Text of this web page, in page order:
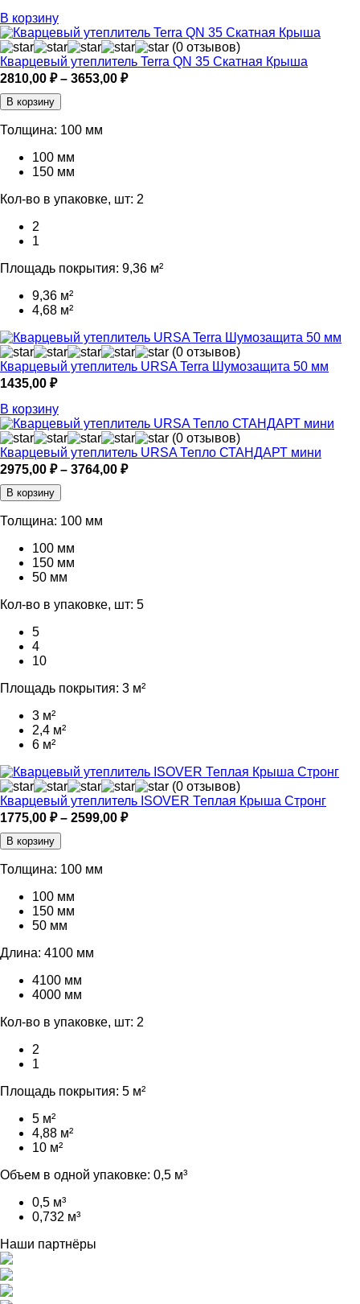
В корзину
(0 отзывов)
Кварцевый утеплитель Terra QN 35 Скатная Крыша
2810,00 ₽ – 3653,00 ₽Диапазон
В корзину
Толщина: 100 мм
100 мм
150 мм
Кол-во в упаковке, шт: 2
2
1
Площадь покрытия: 9,36 м²
9,36 м²
4,68 м²
(0 отзывов)
Кварцевый утеплитель URSA Terra Шумозащита 50 мм
1435,00 ₽
В корзину
(0 отзывов)
Кварцевый утеплитель URSA Тепло СТАНДАРТ мини
2975,00 ₽ – 3764,00 ₽Диапазон
В корзину
Толщина: 100 мм
100 мм
150 мм
50 мм
Кол-во в упаковке, шт: 5
5
4
10
Площадь покрытия: 3 м²
3 м²
2,4 м²
6 м²
(0 отзывов)
Кварцевый утеплитель ISOVER Теплая Крыша Стронг
1775,00 ₽ – 2599,00 ₽Диапазон
В корзину
Толщина: 100 мм
100 мм
150 мм
50 мм
Длина: 4100 мм
4100 мм
4000 мм
Кол-во в упаковке, шт: 2
2
1
Площадь покрытия: 5 м²
5 м²
4,88 м²
10 м²
Объем в одной упаковке: 0,5 м³
0,5 м³
0,732 м³
Наши партнёры